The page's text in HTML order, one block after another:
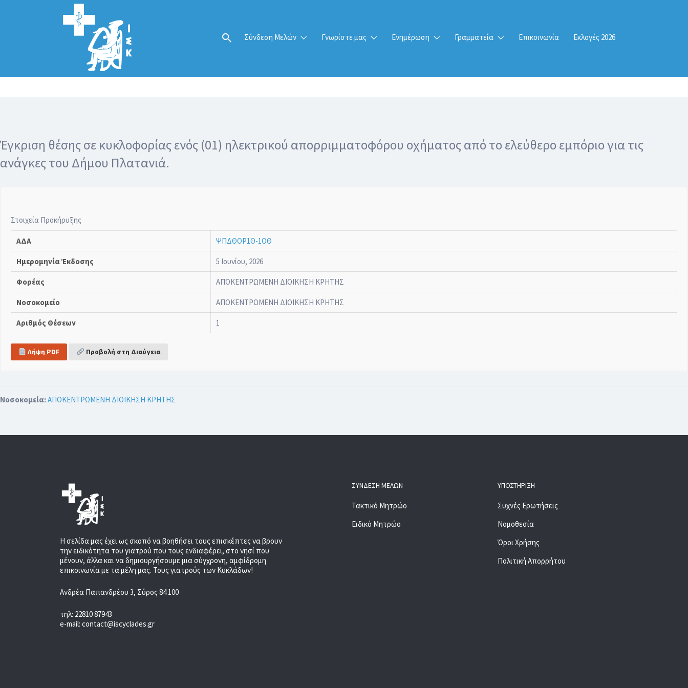
Σύνδεση Μελών Γνωρίστε μας Ενημέρωση Γραμματεία Επικοινωνία Εκλογές 2026
Αναζήτηση
για:
Έγκριση θέσης σε κυκλοφορίας ενός (01) ηλεκτρικού απορριμματοφόρου οχήματος από το ελεύθερο εμπόριο για τις
ανάγκες του Δήμου Πλατανιά.
Στοιχεία Προκήρυξης
ΑΔΑ ΨΠΔΘΟΡ1Θ-1ΟΘ
Ημερομηνία Έκδοσης 5 Ιουνίου, 2026
Φορέας ΑΠΟΚΕΝΤΡΩΜΕΝΗ ΔΙΟΙΚΗΣΗ ΚΡΗΤΗΣ
Νοσοκομείο ΑΠΟΚΕΝΤΡΩΜΕΝΗ ΔΙΟΙΚΗΣΗ ΚΡΗΤΗΣ
Αριθμός Θέσεων 1
Λήψη PDF Προβολή στη Διαύγεια
Νοσοκομεία:ΑΠΟΚΕΝΤΡΩΜΕΝΗ ΔΙΟΙΚΗΣΗ ΚΡΗΤΗΣ
Η σελίδα μας έχει ως σκοπό να βοηθήσει τους επισκέπτες να βρουν
την ειδικότητα του γιατρού που τους ενδιαφέρει, στο νησί που
μένουν, άλλα και να δημιουργήσουμε μια σύγχρονη, αμφίδρομη
επικοινωνία με τα μέλη μας. Τους γιατρούς των Κυκλάδων!
Ανδρέα Παπανδρέου 3, Σύρος 84 100
τηλ: 22810 87943
e-mail: contact@iscyclades.gr
ΣΎΝΔΕΣΗ ΜΕΛΏΝ
Τακτικό Μητρώο
Ειδικό Μητρώο
ΥΠΟΣΤΉΡΙΞΗ
Συχνές Ερωτήσεις
Νομοθεσία
Όροι Χρήσης
Πολιτική Απορρήτου